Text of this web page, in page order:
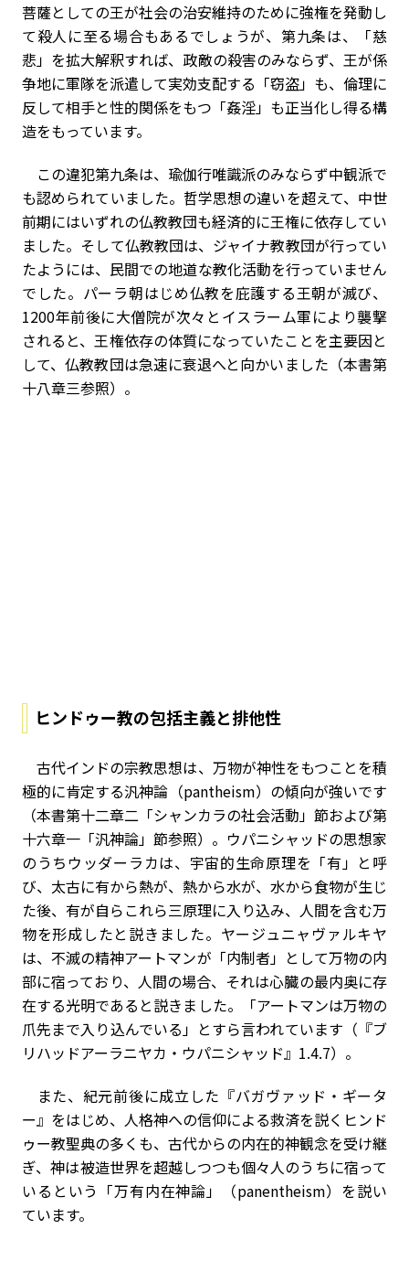
菩薩としての王が社会の治安維持のために強権を発動し
て殺人に至る場合もあるでしょうが、第九条は、「慈
悲」を拡大解釈すれば、政敵の殺害のみならず、王が係
争地に軍隊を派遣して実効支配する「窃盗」も、倫理に
反して相手と性的関係をもつ「姦淫」も正当化し得る構
造をもっています。
この違犯第九条は、瑜伽行唯識派のみならず中観派で
も認められていました。哲学思想の違いを超えて、中世
前期にはいずれの仏教教団も経済的に王権に依存してい
ました。そして仏教教団は、ジャイナ教教団が行ってい
たようには、民間での地道な教化活動を行っていません
でした。パーラ朝はじめ仏教を庇護する王朝が滅び、
1200年前後に大僧院が次々とイスラーム軍により襲撃
されると、王権依存の体質になっていたことを主要因と
して、仏教教団は急速に衰退へと向かいました（本書第
十八章三参照）。
ヒンドゥー教の包括主義と排他性
古代インドの宗教思想は、万物が神性をもつことを積
極的に肯定する汎神論（pantheism）の傾向が強いです
（本書第十二章二「シャンカラの社会活動」節および第
十六章一「汎神論」節参照）。ウパニシャッドの思想家
のうちウッダーラカは、宇宙的生命原理を「有」と呼
び、太古に有から熱が、熱から水が、水から食物が生じ
た後、有が自らこれら三原理に入り込み、人間を含む万
物を形成したと説きました。ヤージュニャヴァルキヤ
は、不滅の精神アートマンが「内制者」として万物の内
部に宿っており、人間の場合、それは心臓の最内奥に存
在する光明であると説きました。「アートマンは万物の
爪先まで入り込んでいる」とすら言われています（『ブ
リハッドアーラニヤカ・ウパニシャッド』1.4.7）。
また、紀元前後に成立した『バガヴァッド・ギータ
ー』をはじめ、人格神への信仰による救済を説くヒンド
ゥー教聖典の多くも、古代からの内在的神観念を受け継
ぎ、神は被造世界を超越しつつも個々人のうちに宿って
いるという「万有内在神論」（panentheism）を説い
ています。